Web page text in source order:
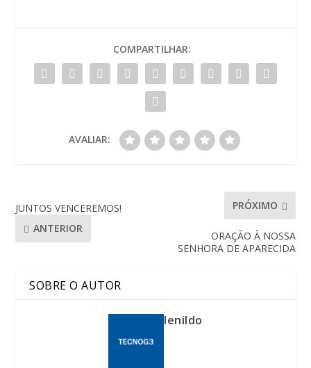
COMPARTILHAR:
AVALIAR:
JUNTOS VENCEREMOS!
ANTERIOR
PRÓXIMO
ORAÇÃO À NOSSA
SENHORA DE APARECIDA
SOBRE O AUTOR
lenildo